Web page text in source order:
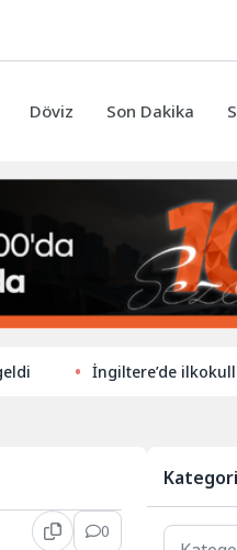
Döviz Son Dakika
İngiltere’de ilkokullar
0 Kategoriler